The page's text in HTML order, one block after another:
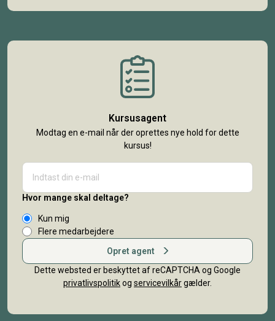
Kursusagent
Modtag en e-mail når der oprettes nye hold for dette
kursus!
Hvor mange skal deltage?
Kun mig
Flere medarbejdere
Opret agent
Dette websted er beskyttet af reCAPTCHA og Google
privatlivspolitikog servicevilkårgælder.